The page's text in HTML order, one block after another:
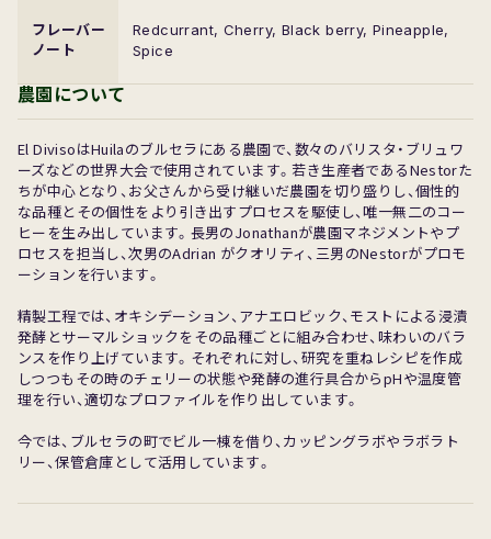
フレーバー
ノート
Redcurrant, Cherry, Black berry, Pineapple,
Spice
農園について
El DivisoはHuilaのブルセラにある農園で、数々のバリスタ・ブリュワ
ーズなどの世界大会で使用されています。若き生産者であるNestorた
ちが中心となり、お父さんから受け継いだ農園を切り盛りし、個性的
な品種とその個性をより引き出すプロセスを駆使し、唯一無二のコー
ヒーを生み出しています。長男のJonathanが農園マネジメントやプ
ロセスを担当し、次男のAdrian がクオリティ、三男のNestorがプロモ
ーションを行います。
精製工程では、オキシデーション、アナエロビック、モストによる浸漬
発酵とサーマルショックをその品種ごとに組み合わせ、味わいのバラ
ンスを作り上げています。それぞれに対し、研究を重ねレシピを作成
しつつもその時のチェリーの状態や発酵の進行具合からpHや温度管
理を行い、適切なプロファイルを作り出しています。
今では、ブルセラの町でビル一棟を借り、カッピングラボやラボラト
リー、保管倉庫として活用しています。